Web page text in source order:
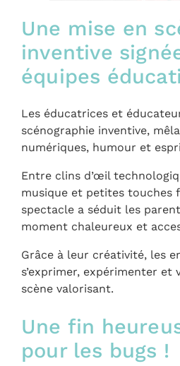
Une mise en
inventive
équipes
Les éducatrices et
scénographie inventive,
numériques, humour et
Entre clins d’œil
musique et petites touches
spectacle a séduit les
moment chaleureux et
Grâce à leur créativité, les
s’exprimer, expérimenter et
scène valorisant.
Une fin
pour les bugs !